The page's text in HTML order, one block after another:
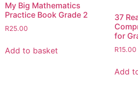
My Big Mathematics
Practice Book Grade 2
R25.00
Add to basket
37
for
R15.00
Add